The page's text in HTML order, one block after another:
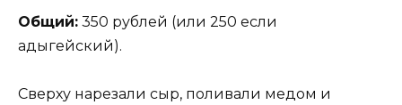
Общий: 350 рублей (или 250 если
адыгейский).
Сверху нарезали сыр, поливали медом и